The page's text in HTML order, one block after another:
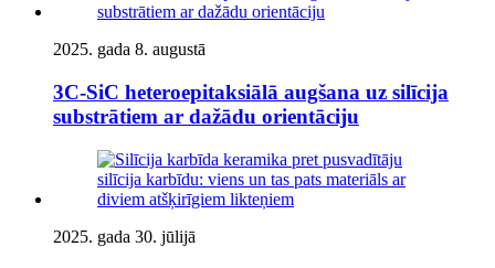
2025. gada 8. augustā
3C-SiC heteroepitaksiālā augšana uz silīcija
substrātiem ar dažādu orientāciju
2025. gada 30. jūlijā